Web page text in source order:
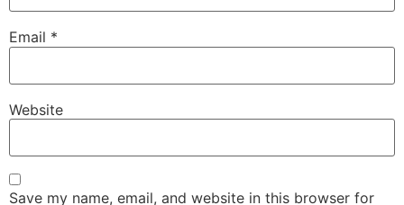
Email *
Website
Save my name, email, and website in this browser for